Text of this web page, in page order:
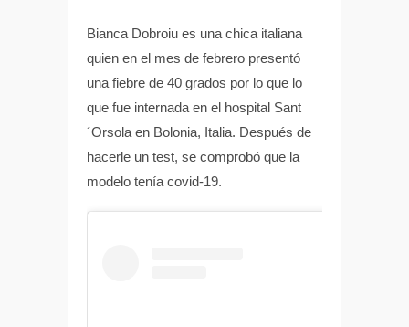
Bianca Dobroiu es una chica italiana
quien en el mes de febrero presentó
una fiebre de 40 grados por lo que lo
que fue internada en el hospital Sant
´Orsola en Bolonia, Italia. Después de
hacerle un test, se comprobó que la
modelo tenía covid-19.